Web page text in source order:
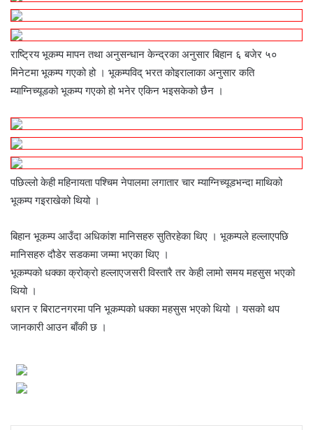
राष्ट्रिय भूकम्प मापन तथा अनुसन्धान केन्द्रका अनुसार बिहान ६ बजेर ५०
मिनेटमा भूकम्प गएको हो । भूकम्पविद् भरत कोइरालाका अनुसार कति
म्याग्निच्यूडको भूकम्प गएको हो भनेर एकिन भइसकेको छैन ।
पछिल्लो केही महिनायता पश्चिम नेपालमा लगातार चार म्याग्निच्यूडभन्दा माथिको
भूकम्प गइराखेको थियो ।
बिहान भूकम्प आउँदा अधिकांश मानिसहरु सुतिरहेका थिए । भूकम्पले हल्लाएपछि
मानिसहरु दौडेर सडकमा जम्मा भएका थिए ।
भूकम्पको धक्का क्रोक्रो हल्लाएजसरी विस्तारै तर केही लामो समय महसुस भएको
थियो ।
धरान र बिराटनगरमा पनि भूकम्पको धक्का महसुस भएको थियो । यसको थप
जानकारी आउन बाँकी छ ।